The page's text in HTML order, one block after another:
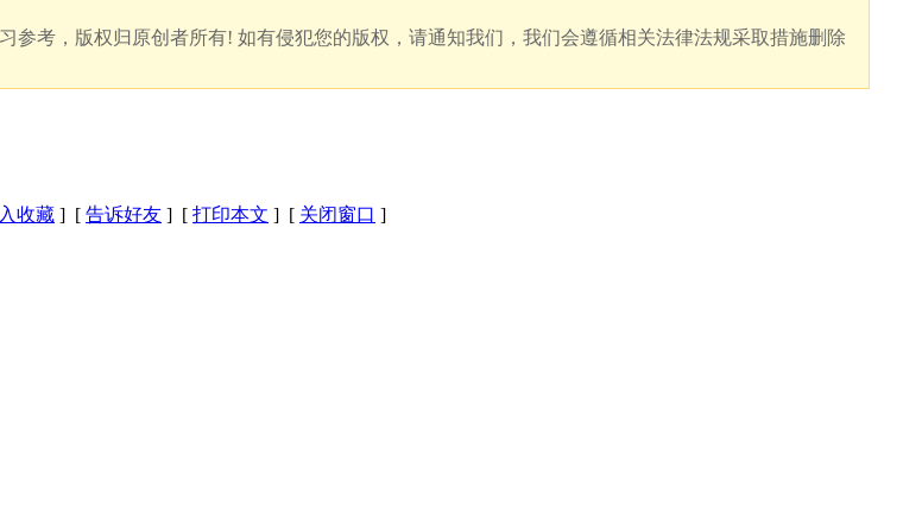
考，版权归原创者所有! 如有侵犯您的版权，请通知我们，我们会遵循相关法律法规采取措施删除
收藏 ] [ 告诉好友 ] [ 打印本文 ] [ 关闭窗口 ]